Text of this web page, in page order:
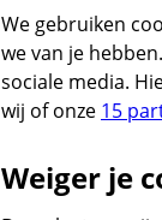
We gebruiken
we van je
sociale media.
wij of onze 15
Weiger je